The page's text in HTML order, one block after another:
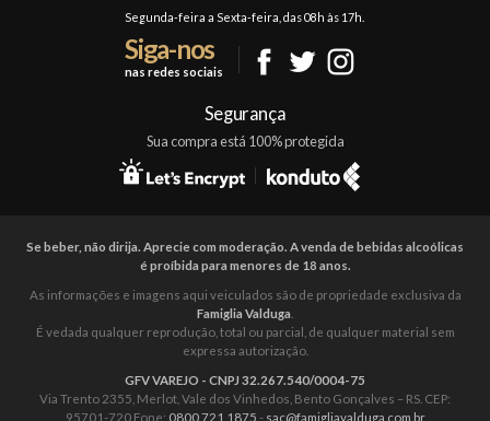
Formas de PagamentoSegunda-feira a Sexta-feira, das 08h às 17h.
Siga-nos
nas redes sociais
Segurança
Sua compra está 100% protegida
Se beber, não dirija. Aprecie com moderação. A venda de bebidas alcoólicas
é proíbida para menores de 18 anos.
As informações e imagens aqui veiculados são de propriedade exclusiva da
Famiglia Valduga
É vedada qualquer reprodução, total ou parcial, de qualquer material sem
expressa autorização.
GFV VAREJO - CNPJ 32.267.540/0004-75
Via Trento 2355, Merlot, Vale dos Vinhedos, Bento Gonçalves – RS. CEP:
95701-720 Fone: 0800 721 1875 - sac@famigliavalduga.com.br